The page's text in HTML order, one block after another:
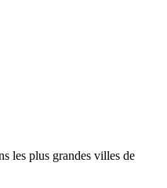
les plus grandes villes de